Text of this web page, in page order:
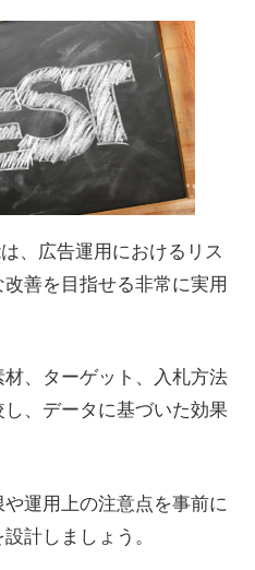
、広告運用におけるリス
善を目指せる非常に実用
、ターゲット、入札方法
、データに基づいた効果
運用上の注意点を事前に
計しましょう。